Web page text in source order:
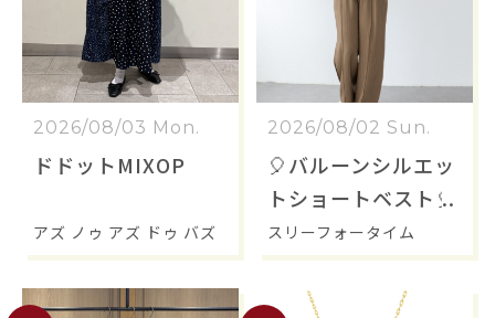
2026/08/03 Mon.
ドドットMIXOP
アズ ノゥ アズ ドゥ バズ
2026/08/02 Sun.
🎈バルーンシルエッ
トショートベスト🎈
スリーフォータイム